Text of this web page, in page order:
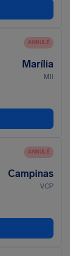
ANNULÉ
Marília
MII
ANNULÉ
Campinas
VCP